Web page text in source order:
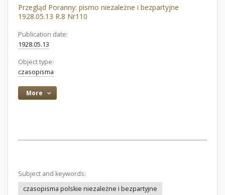
Przegląd Poranny: pismo niezależne i bezpartyjne
1928.05.13 R.8 Nr110
Publication date:
1928.05.13
Object type:
czasopisma
More
Subject and keywords:
czasopisma polskie niezależne i bezpartyjne